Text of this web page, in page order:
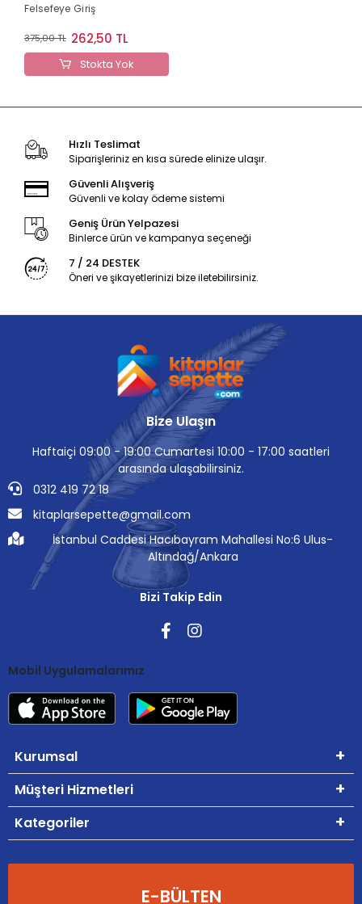
Felsefeye Giriş
375,00 TL 262,50 TL
Stokta Yok
Hızlı Teslimat
Siparişleriniz en kısa sürede elinize ulaşır.
Güvenli Alışveriş
Güvenli ve kolay ödeme sistemi
Geniş Ürün Yelpazesi
Binlerce ürün ve kampanya seçeneği
7 / 24 DESTEK
Öneri ve şikayetlerinizi bize iletebilirsiniz.
Bize Ulaşın
Haftaiçi 09:00 - 19:00 Cumartesi 10:00 - 17:00 saatleri
arasında ulaşabilirsiniz.
0312 419 72 18
kitaplarsepette@gmail.com
İstanbul Caddesi Hacıbayram Mahallesi No:6 Ulus-
Altındağ/Ankara
Bizi Takip Edin
Mobil Uygulamalarımız
Kurumsal
Müşteri Hizmetleri
Kategoriler
E-BÜLTEN